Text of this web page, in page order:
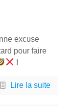
excuse
pour faire
!
Lire la suite